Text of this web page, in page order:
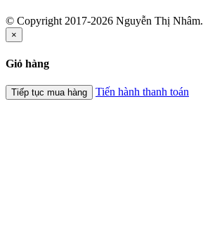
© Copyright 2017-2026 Nguyễn Thị Nhâm.
×
Giỏ hàng
Tiếp tục mua hàng Tiến hành thanh toán